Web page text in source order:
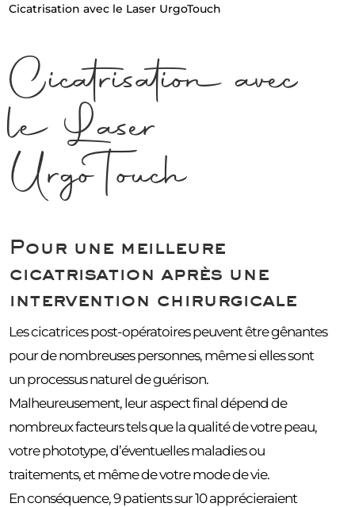
Cicatrisation avec le Laser UrgoTouch
Cicatrisation avec
le Laser
UrgoTouch
Pour une meilleure
cicatrisation après une
intervention chirurgicale
Les cicatrices post-opératoires peuvent être gênantes
pour de nombreuses personnes, même si elles sont
un processus naturel de guérison.
Malheureusement, leur aspect final dépend de
nombreux facteurs tels que la qualité de votre peau,
votre phototype, d’éventuelles maladies ou
traitements, et même de votre mode de vie.
En conséquence, 9 patients sur 10 apprécieraient